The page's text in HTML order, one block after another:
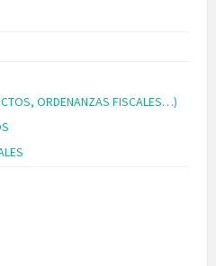
ORDENANZAS FISCALES…)